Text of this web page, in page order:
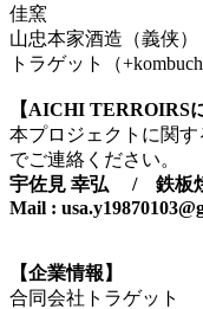
佳窯
山忠本家酒造（義侠）
トラゲット（
【AICHI TERROIRS
本プロジェクトに関
でご連絡ください。
宇佐見 幸弘 / 鉄板焼
Mail :
【企業情報】
合同会社トラゲット